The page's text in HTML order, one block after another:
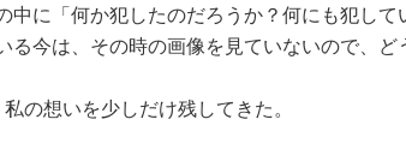
に「何か犯したのだろうか？何にも犯し
今は、その時の画像を見ていないので、
の想いを少しだけ残してきた。